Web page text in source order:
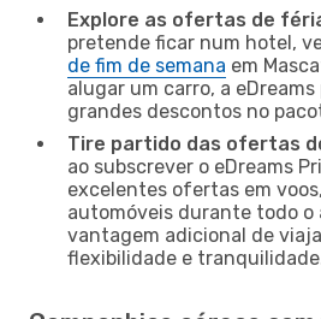
Explore as ofertas de
pretende ficar num hotel,
de fim de semana em
alugar um carro, a
grandes descontos no
Tire partido das ofertas
ao subscrever o eDreams
excelentes ofertas em
automóveis durante todo o
vantagem adicional de
flexibilidade e